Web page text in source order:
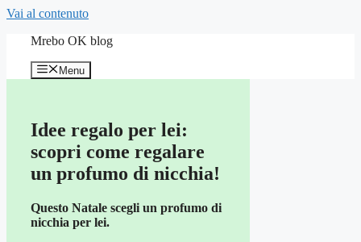
Vai al contenuto
Mrebo OK blog
Menu
Idee regalo per lei:
scopri come regalare
un profumo di nicchia!
Questo Natale scegli un profumo di
nicchia per lei.